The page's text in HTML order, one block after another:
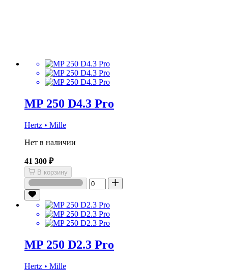
MP 250 D4.3 Pro
Hertz • Mille
Нет в наличии
41 300 ₽
В корзину
MP 250 D2.3 Pro
Hertz • Mille